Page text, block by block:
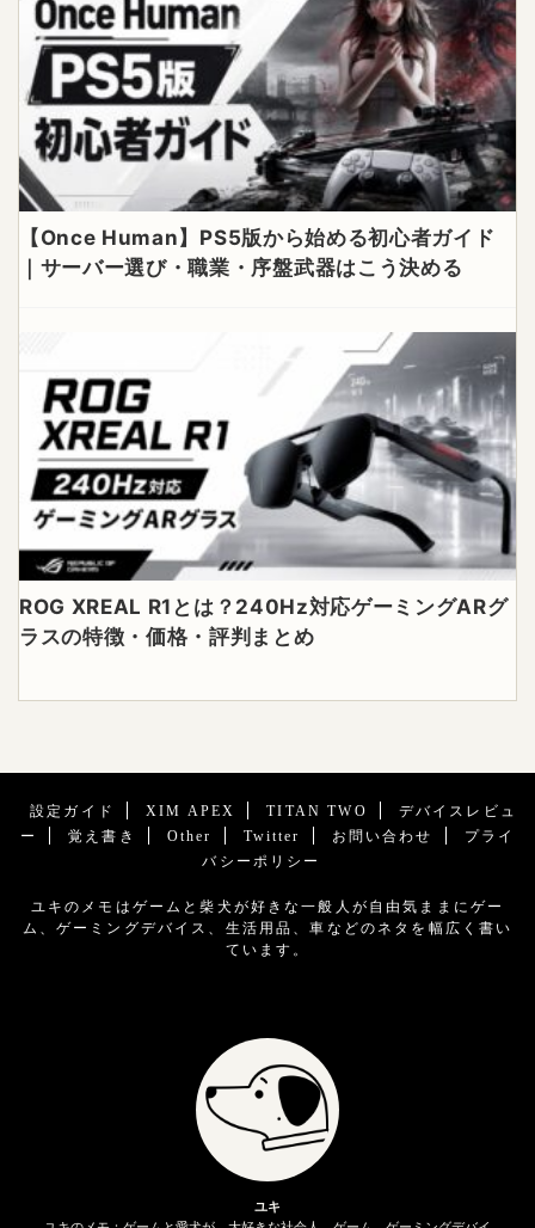
【Once Human】PS5版から始める初心者ガイド
｜サーバー選び・職業・序盤武器はこう決める
ROG XREAL R1とは？240Hz対応ゲーミングARグ
ラスの特徴・価格・評判まとめ
設定ガイド XIM APEX TITAN TWO
デバイスレビュ
ー
覚え書き Other Twitter お問い合わせ
プライ
バシーポリシー
ユキのメモはゲームと柴犬が好きな一般人が自由気ままにゲー
ム、ゲーミングデバイス、生活用品、車などのネタを幅広く書い
ています。
ユキ